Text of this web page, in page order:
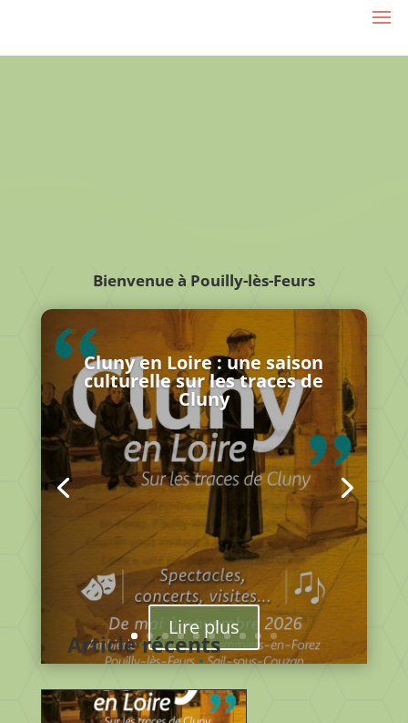
Bienvenue à Pouilly-lès-Feurs
Cluny en Loire : une saison
culturelle sur les traces de
Cluny
parLucie Boblenz|19 juin, 2026|Annonce,
évènement| 0 Commentaires
Cluny en Loire : une saison culturelle sur les
traces de Cluny De mai à novembre 2026, les
communes d’Ambierle, Charlieu, Pommiers-
en-Forez, Pouilly-lès-Feurs et Sail-sous-
Couzan vous invitent à découvrir « Cluny en
Loire », une programmation culturelle
mettant à...
Lire plus
Article récents